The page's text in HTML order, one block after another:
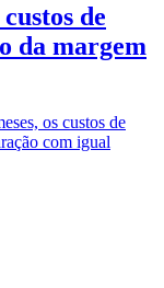
de
da margem
os custos de
com igual